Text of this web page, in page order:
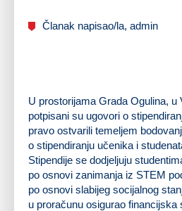
Članak napisao/la, admin
U prostorijama Grada Ogulina, u
potpisani su ugovori o
pravo ostvarili temeljem
o stipendiranju učenika i
Stipendije se dodjeljuju
po osnovi zanimanja iz STEM
po osnovi slabijeg socijalnog
u proračunu osigurao